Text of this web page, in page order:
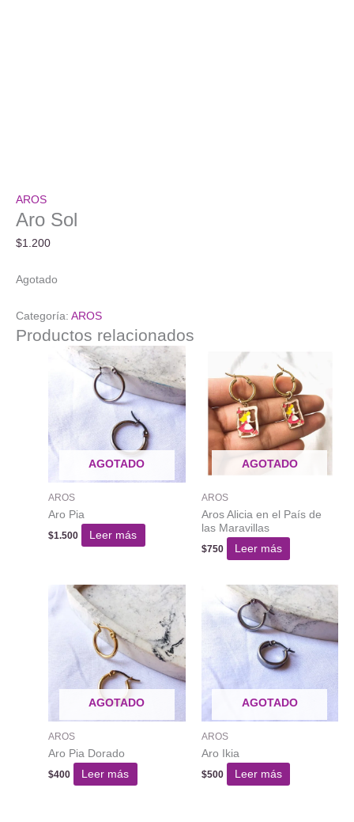
AROS
Aro Sol
$1.200
Agotado
Categoría: AROS
Productos relacionados
AGOTADO
AROS
Aro Pia
$1.500 Leer más
AGOTADO
AROS
Aros Alicia en el País de
las Maravillas
$750 Leer más
AGOTADO
AROS
Aro Pia Dorado
$400 Leer más
AGOTADO
AROS
Aro Ikia
$500 Leer más